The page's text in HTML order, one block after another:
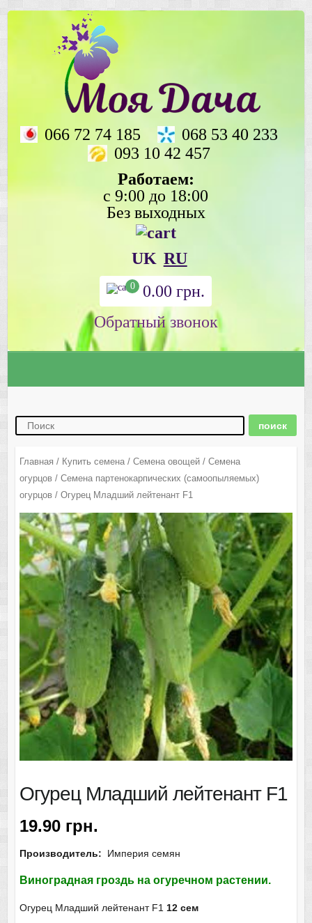
066 72 74 185
068 53 40 233
093 10 42 457
Работаем:
с 9:00 до 18:00
Без выходных
UK RU
0 0.00грн.
Главная / Купить семена/ Семена овощей/ Семена
огурцов/ Семена партенокарпических (самоопыляемых)
огурцов/ Огурец Младший лейтенант F1
Огурец Младший лейтенант F1
19.90 грн.
Производитель: Империя семян
Виноградная гроздь на огуречном растении.
Огурец Младший лейтенант F1 12 сем